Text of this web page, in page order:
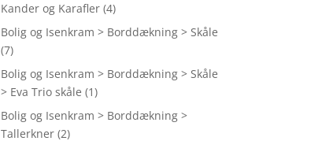
Kander og Karafler (4)
Bolig og Isenkram > Borddækning > Skåle
(7)
Bolig og Isenkram > Borddækning > Skåle
> Eva Trio skåle (1)
Bolig og Isenkram > Borddækning >
Tallerkner (2)